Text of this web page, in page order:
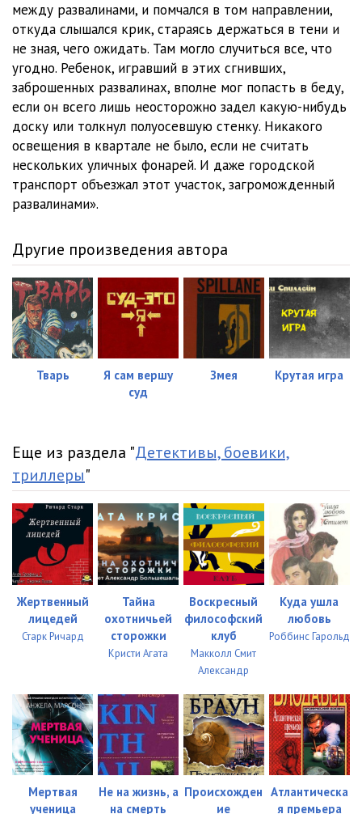
21 05:17
22 05:09
23 05:05
24 05:02
25
26 05:05
28
29 05:13
30 05:11
31 05:05
05:02
35
36 05:10
37 05:14
38 05:04
39 05:01
40 05:02
42 05:00
43 05:05
44 05:14
45 05:05
между развалинами, и помчался в том направлении,
откуда слышался крик, стараясь держаться в тени и
не зная, чего ожидать. Там могло случиться все, что
угодно. Ребенок, игравший в этих сгнивших,
заброшенных развалинах, вполне мог попасть в беду,
если он всего лишь неосторожно задел какую-нибудь
доску или толкнул полуосевшую стенку. Никакого
освещения в квартале не было, если не считать
нескольких уличных фонарей. И даже городской
транспорт объезжал этот участок, загроможденный
развалинами».
Другие произведения автора
Тварь
Я сам вершу
суд
Змея Крутая игра
Еще из раздела "Детективы, боевики,
триллеры"
Жертвенный
лицедей
Старк Ричард
Тайна
охотничьей
сторожки
Кристи Агата
Воскресный
философский
клуб
Макколл Смит
Александр
Куда ушла
любовь
Роббинс Гарольд
Мертвая
ученица
Не на жизнь, а
на смерть
Происхожден
ие
Атлантическа
я премьера